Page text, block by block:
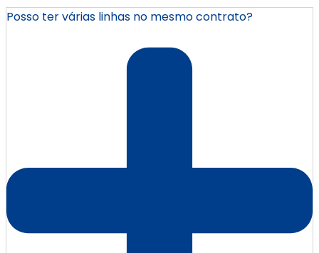
Posso ter várias linhas no mesmo contrato?